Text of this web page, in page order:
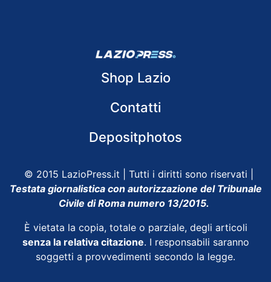
Shop Lazio
Contatti
Depositphotos
© 2015 LazioPress.it | Tutti i diritti sono riservati |
Testata giornalistica con autorizzazione del Tribunale
Civile di Roma numero 13/2015.
È vietata la copia, totale o parziale, degli articoli
senza la relativa citazione. I responsabili saranno
soggetti a provvedimenti secondo la legge.